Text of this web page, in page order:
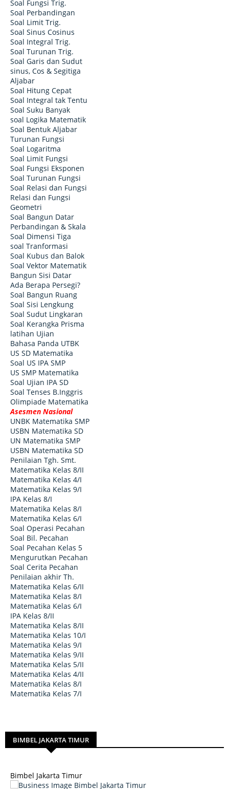
Soal Fungsi Trig.
Soal Perbandingan
Soal Limit Trig.
Soal Sinus Cosinus
Soal Integral Trig.
Soal Turunan Trig.
Soal Garis dan Sudut
sinus, Cos & Segitiga
Aljabar
Soal Hitung Cepat
Soal Integral tak Tentu
Soal Suku Banyak
soal Logika Matematik
Soal Bentuk Aljabar
Turunan Fungsi
Soal Logaritma
Soal Limit Fungsi
Soal Fungsi Eksponen
Soal Turunan Fungsi
Soal Relasi dan Fungsi
Relasi dan Fungsi
Geometri
Soal Bangun Datar
Perbandingan & Skala
Soal Dimensi Tiga
soal Tranformasi
Soal Kubus dan Balok
Soal Vektor Matematik
Bangun Sisi Datar
Ada Berapa Persegi?
Soal Bangun Ruang
Soal Sisi Lengkung
Soal Sudut Lingkaran
Soal Kerangka Prisma
latihan Ujian
Bahasa Panda UTBK
US SD Matematika
Soal US IPA SMP
US SMP Matematika
Soal Ujian IPA SD
Soal Tenses B.Inggris
Olimpiade Matematika
Asesmen Nasional
UNBK Matematika SMP
USBN Matematika SD
UN Matematika SMP
USBN Matematika SD
Penilaian Tgh. Smt.
Matematika Kelas 8/II
Matematika Kelas 4/I
Matematika Kelas 9/I
IPA Kelas 8/I
Matematika Kelas 8/I
Matematika Kelas 6/I
Soal Operasi Pecahan
Soal Bil. Pecahan
Soal Pecahan Kelas 5
Mengurutkan Pecahan
Soal Cerita Pecahan
Penilaian akhir Th.
Matematika Kelas 6/II
Matematika Kelas 8/I
Matematika Kelas 6/I
IPA Kelas 8/II
Matematika Kelas 8/II
Matematika Kelas 10/I
Matematika Kelas 9/I
Matematika Kelas 9/II
Matematika Kelas 5/II
Matematika Kelas 4/II
Matematika Kelas 8/I
Matematika Kelas 7/I
BIMBEL JAKARTA TIMUR
Bimbel Jakarta Timur